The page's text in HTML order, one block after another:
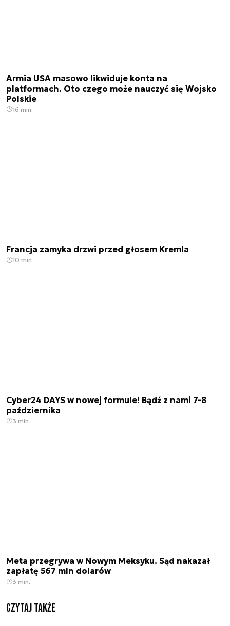
Armia USA masowo likwiduje konta na
platformach. Oto czego może nauczyć się Wojsko
Polskie
16 min.
Francja zamyka drzwi przed głosem Kremla
10 min.
Cyber24 DAYS w nowej formule! Bądź z nami 7-8
października
3 min.
Meta przegrywa w Nowym Meksyku. Sąd nakazał
zapłatę 567 mln dolarów
3 min.
Czytaj także